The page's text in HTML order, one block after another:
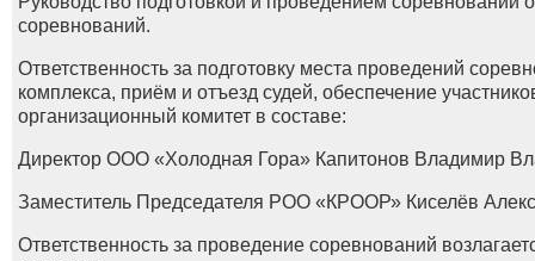
соревнований.
Ответственность за подготовку места проведений
комплекса, приём и отъезд судей, обеспечение
организационный комитет в составе:
Директор ООО «Холодная Гора» Капитонов Владимир
Заместитель Председателя РОО «КРООР» Киселёв
Ответственность за проведение соревнований